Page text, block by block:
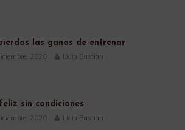
las ganas de entrenar
2020 Lidia Bastian
sin condiciones
2020 Lidia Bastian